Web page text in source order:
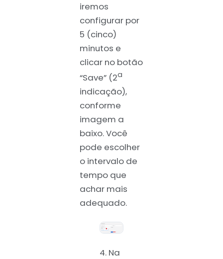
iremos
configurar por
5 (cinco)
minutos e
clicar no botão
“Save” (2a
indicação),
conforme
imagem a
baixo. Você
pode escolher
o intervalo de
tempo que
achar mais
adequado.
4. Na